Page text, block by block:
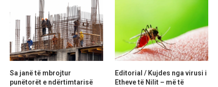
Sa janë të mbrojtur
punëtorët e ndërtimtarisë
Editorial / Kujdes nga virusi i
Etheve të Nilit – më të